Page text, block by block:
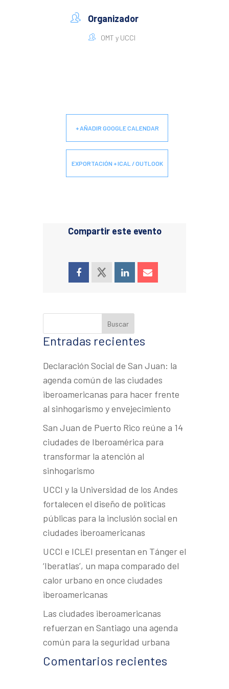
Organizador
OMT y UCCI
+ AÑADIR GOOGLE CALENDAR
EXPORTACIÓN + ICAL / OUTLOOK
Compartir este evento
Entradas recientes
Declaración Social de San Juan: la
agenda común de las ciudades
iberoamericanas para hacer frente
al sinhogarismo y envejecimiento
San Juan de Puerto Rico reúne a 14
ciudades de Iberoamérica para
transformar la atención al
sinhogarismo
UCCI y la Universidad de los Andes
fortalecen el diseño de políticas
públicas para la inclusión social en
ciudades iberoamericanas
UCCI e ICLEI presentan en Tánger el
‘Iberatlas’, un mapa comparado del
calor urbano en once ciudades
iberoamericanas
Las ciudades iberoamericanas
refuerzan en Santiago una agenda
común para la seguridad urbana
Comentarios recientes